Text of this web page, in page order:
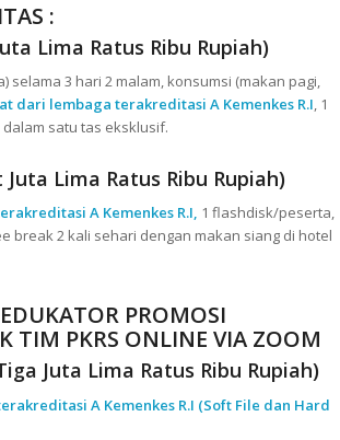
:
Lima Ratus Ribu Rupiah)
selama 3 hari 2 malam, konsumsi (makan pagi,
dari lembaga terakreditasi A Kemenkes R.I, 1
satu tas eksklusif.
Lima Ratus Ribu Rupiah)
A Kemenkes R.I, 1 flashdisk/peserta,
break 2 kali sehari dengan makan siang di hotel
PROMOSI
TIM PKRS ONLINE VIA ZOOM
Juta Lima Ratus Ribu Rupiah)
A Kemenkes R.I (Soft File dan Hard